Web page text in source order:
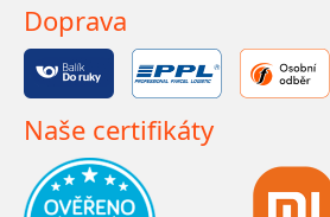
Doprava
Naše certifikáty